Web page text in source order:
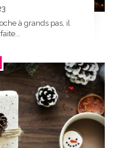
à grands pas, il